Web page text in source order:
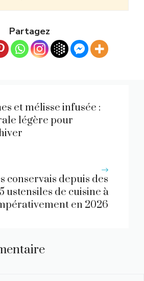
Partagez
et mélisse infusée :
légère pour
conservais depuis des
ustensiles de cuisine à
en 2026